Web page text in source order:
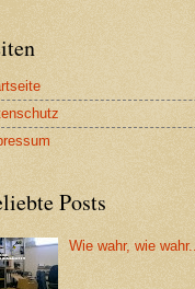
Posts
Wie wahr, wie wahr...